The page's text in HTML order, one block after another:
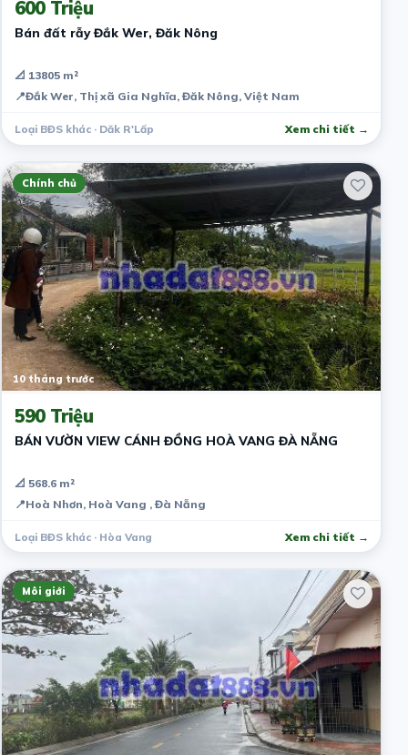
600 Triệu
Bán đất rẫy Đắk Wer, Đăk Nông
📐 13805 m²
📍Đắk Wer, Thị xã Gia Nghĩa, Đăk Nông, Việt Nam
Loại BĐS khác · Dăk R'Lấp Xem chi tiết →
Chính chủ
10 tháng trước
590 Triệu
BÁN VƯỜN VIEW CÁNH ĐỒNG HOÀ VANG ĐÀ NẴNG
📐 568.6 m²
📍Hoà Nhơn, Hoà Vang , Đà Nẵng
Loại BĐS khác · Hòa Vang Xem chi tiết →
Môi giới